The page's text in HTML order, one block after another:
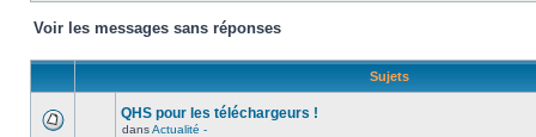
Voir les messages sans réponses
Sujets
QHS pour les téléchargeurs !
dansActualité -